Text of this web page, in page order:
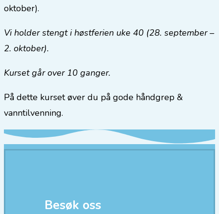
oktober).
Vi holder stengt i høstferien uke 40 (28. september –
2. oktober).
Kurset går over 10 ganger.
På dette kurset øver du på gode håndgrep &
vanntilvenning.
Besøk oss